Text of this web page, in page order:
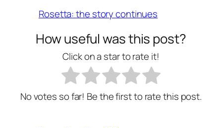
Rosetta: the story continues
How useful was this post?
Click on a star to rate it!
No votes so far! Be the first to rate this post.